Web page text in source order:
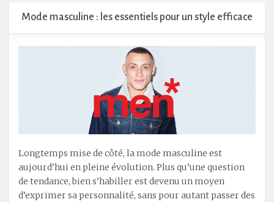
Mode masculine : les essentiels pour un style efficace
Longtemps mise de côté, la mode masculine est
aujourd’hui en pleine évolution. Plus qu’une question
de tendance, bien s’habiller est devenu un moyen
d’exprimer sa personnalité, sans pour autant passer des